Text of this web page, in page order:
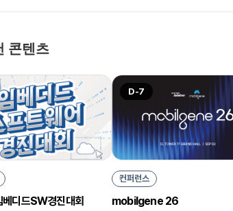
콘텐츠
디드SW경진대회
D-7
컨퍼런스
mobilgene 26